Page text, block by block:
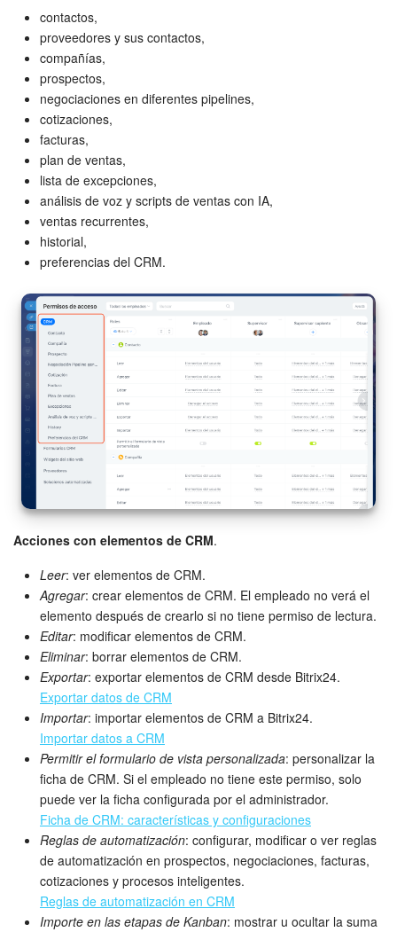
contactos,
proveedores y sus contactos,
compañías,
prospectos,
negociaciones en diferentes pipelines,
cotizaciones,
facturas,
plan de ventas,
lista de excepciones,
análisis de voz y scripts de ventas con IA,
ventas recurrentes,
historial,
preferencias del CRM.
Acciones con elementos de CRM.
Leer: ver elementos de CRM.
Agregar: crear elementos de CRM. El empleado no verá el
elemento después de crearlo si no tiene permiso de lectura.
Editar: modificar elementos de CRM.
Eliminar: borrar elementos de CRM.
Exportar: exportar elementos de CRM desde Bitrix24.
Exportar datos de CRM
Importar: importar elementos de CRM a Bitrix24.
Importar datos a CRM
Permitir el formulario de vista personalizada: personalizar la
ficha de CRM. Si el empleado no tiene este permiso, solo
puede ver la ficha configurada por el administrador.
Ficha de CRM: características y configuraciones
Reglas de automatización: configurar, modificar o ver reglas
de automatización en prospectos, negociaciones, facturas,
cotizaciones y procesos inteligentes.
Reglas de automatización en CRM
Importe en las etapas de Kanban: mostrar u ocultar la suma